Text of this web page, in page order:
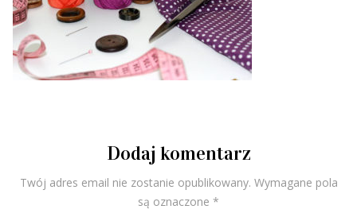
Dodaj komentarz
Twój adres email nie zostanie opublikowany. Wymagane pola
są oznaczone *